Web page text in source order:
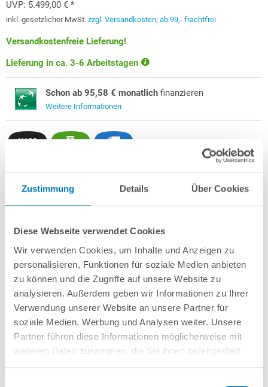
Zustimmung Details Über Cookies
Diese Webseite verwendet Cookies
Wir verwenden Cookies, um Inhalte und Anzeigen zu
personalisieren, Funktionen für soziale Medien anbieten
zu können und die Zugriffe auf unsere Website zu
analysieren. Außerdem geben wir Informationen zu Ihrer
Verwendung unserer Website an unsere Partner für
soziale Medien, Werbung und Analysen weiter. Unsere
Partner führen diese Informationen möglicherweise mit
weiteren Daten zusammen, die Sie ihnen bereitgestellt
UVP: 5.499,00 € *
inkl. gesetzlicher MwSt. zzgl. Versandkosten; ab 99,- frachtfrei
Versandkostenfreie Lieferung!
Lieferung in ca. 3-6 Arbeitstagen
Schon ab 95,58 € monatlich finanzieren
Weitere Informationen
Stahlwand-Rundbecken SANAHQ -Made Germany- bestehend
Kunststoff.
Als PROFI-Setinkl.:
POOLSANA UV-C Entkeimungsgerät 75 W : Reduziert den
Wasserpflegebedarf deutlich!
Unterlegvlies 500 g/m²
Einbauskimmer und zwei Einlaufdüsen
SandfilteranlagePOOLSANAPRO PRIME 500 / SPECK PP 11 (Made